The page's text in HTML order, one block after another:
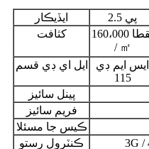
ايڏيڪار پي 2.5
کثافت
160،000 نقطا
/ ㎡
ايل اي ڊي قسم
ايس ايم ڊي
115
پينل سائيز
فريم سائيز
ڪيس جا مسئلا
ڪنٽرول رستو